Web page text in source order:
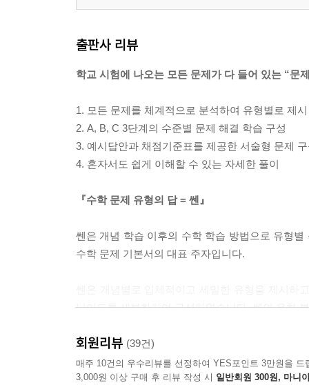
출판사 리뷰
학교 시험에 나오는 모든 문제가 다 들어 있는 “문
1. 모든 문제를 체계적으로 분석하여 유형별로 제시
2. A, B, C 3단계의 수준별 문제 해결 학습 구성
3. 예시답안과 채점기준표를 제공한 서술형 문제
4. 혼자서도 쉽게 이해할 수 있는 자세한 풀이
『수학 문제 유형의 답 = 쎈』
쎈은 개념 학습 이후의 수학 학습 방법으로 유형
수학 문제 기본서의 대표 주자입니다.
난이도를 세분화하여 구성하였습니다. 쎈의 유형
쎈만의 문항 분석 방법, 보유하고 있는 방대한 콘
회원리뷰 (39건)
매주 10건의 우수리뷰를 선정하여 YES포인트 3만원을 드
3,000원 이상 구매 후 리뷰 작성 시 일반회원 300원, 마니